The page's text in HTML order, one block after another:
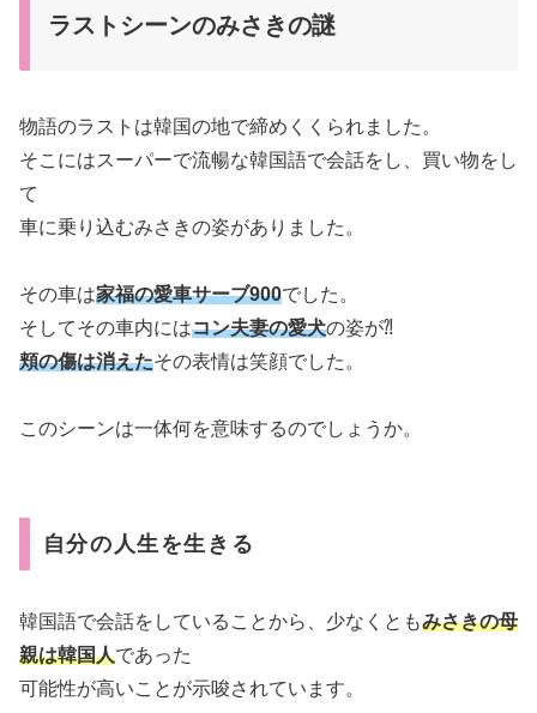
ラストシーンのみさきの謎
物語のラストは韓国の地で締めくくられました。
そこにはスーパーで流暢な韓国語で会話をし、買い物をし
て
車に乗り込むみさきの姿がありました。
その車は家福の愛車サーブ900でした。
そしてその車内にはコン夫妻の愛犬の姿が⁈
頬の傷は消えたその表情は笑顔でした。
このシーンは一体何を意味するのでしょうか。
自分の人生を生きる
韓国語で会話をしていることから、少なくともみさきの母
親は韓国人であった
可能性が高いことが示唆されています。